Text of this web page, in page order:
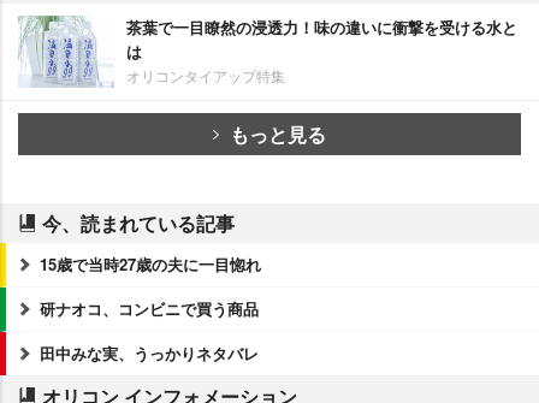
茶葉で一目瞭然の浸透力！味の違いに衝撃を受ける水と
は
オリコンタイアップ特集
もっと見る
今、読まれている記事
15歳で当時27歳の夫に一目惚れ
研ナオコ、コンビニで買う商品
田中みな実、うっかりネタバレ
オリコン インフォメーション